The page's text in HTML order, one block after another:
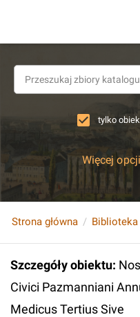
tylko
Więcej
Strona główna
Szczegóły obiektu:
Civici Pazmanniani
Medicus Tertius Sive